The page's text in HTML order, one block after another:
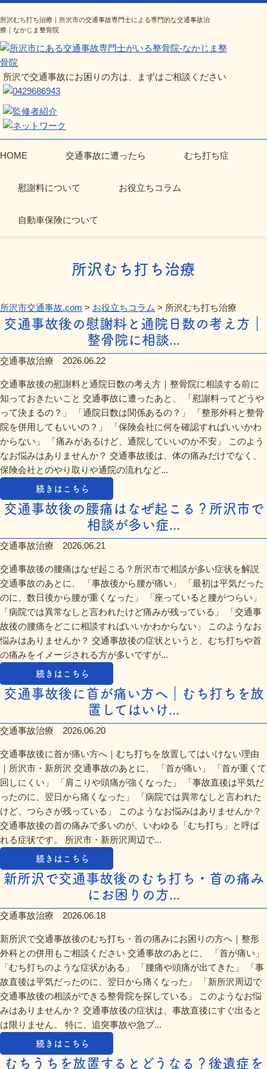
所沢むち打ち治療｜所沢市の交通事故専門士による専門的な交通事故治
療｜なかじま整骨院
所沢で交通事故にお困りの方は、まずはご相談ください
HOME 交通事故に遭ったら むち打ち症
慰謝料について お役立ちコラム
自動車保険について
所沢むち打ち治療
所沢市交通事故.com > お役立ちコラム > 所沢むち打ち治療
交通事故後の慰謝料と通院日数の考え方｜
整骨院に相談...
交通事故治療 2026.06.22
交通事故後の慰謝料と通院日数の考え方｜整骨院に相談する前に
知っておきたいこと 交通事故に遭ったあと、 「慰謝料ってどうや
って決まるの？」 「通院日数は関係あるの？」 「整形外科と整骨
院を併用してもいいの？」 「保険会社に何を確認すればいいかわ
からない」 「痛みがあるけど、通院していいのか不安」 このよう
なお悩みはありませんか？ 交通事故後は、体の痛みだけでなく、
保険会社とのやり取りや通院の流れなど...
続きはこちら
交通事故後の腰痛はなぜ起こる？所沢市で
相談が多い症...
交通事故治療 2026.06.21
交通事故後の腰痛はなぜ起こる？所沢市で相談が多い症状を解説
交通事故のあとに、 「事故後から腰が痛い」 「最初は平気だった
のに、数日後から腰が重くなった」 「座っていると腰がつらい」
「病院では異常なしと言われたけど痛みが残っている」 「交通事
故後の腰痛をどこに相談すればいいかわからない」 このようなお
悩みはありませんか？ 交通事故後の症状というと、むち打ちや首
の痛みをイメージされる方が多いですが...
続きはこちら
交通事故後に首が痛い方へ｜むち打ちを放
置してはいけ...
交通事故治療 2026.06.20
交通事故後に首が痛い方へ｜むち打ちを放置してはいけない理由
｜所沢市・新所沢 交通事故のあとに、 「首が痛い」 「首が重くて
回しにくい」 「肩こりや頭痛が強くなった」 「事故直後は平気だ
ったのに、翌日から痛くなった」 「病院では異常なしと言われた
けど、つらさが残っている」 このようなお悩みはありませんか？
交通事故後の首の痛みで多いのが、いわゆる「むち打ち」と呼ば
れる症状です。 所沢市・新所沢周辺で...
続きはこちら
新所沢で交通事故後のむち打ち・首の痛み
にお困りの方...
交通事故治療 2026.06.18
新所沢で交通事故後のむち打ち・首の痛みにお困りの方へ｜整形
外科との併用もご相談ください 交通事故のあとに、 「首が痛い」
「むち打ちのような症状がある」 「腰痛や頭痛が出てきた」 「事
故直後は平気だったのに、翌日から痛くなった」 「新所沢周辺で
交通事故後の相談ができる整骨院を探している」 このようなお悩
みはありませんか？ 交通事故後の症状は、事故直後にすぐ出ると
は限りません。 特に、追突事故や急ブ...
続きはこちら
むちうちを放置するとどうなる？後遺症を